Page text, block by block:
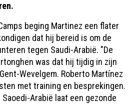
beging Martinez een flater
dat hij bereid is om de
tegen Saudi-Arabië. "De
was dat hij tijdig in zijn
Wevelgem. Roberto Martínez
met training en besprekingen.
Arabië laat een gezonde